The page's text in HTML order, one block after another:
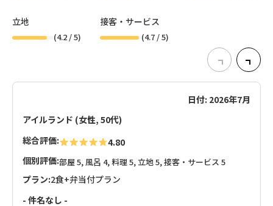
立地
(4.2 / 5)
接客・サービス
(4.7 / 5)
日付: 2026年7月
アイルランド (女性, 50代)
総合評価:
4.80
個別評価:部屋 5, 風呂 4, 料理 5, 立地 5, 接客・サービス 5
プラン:2食+弁当付プラン
- 件名なし -